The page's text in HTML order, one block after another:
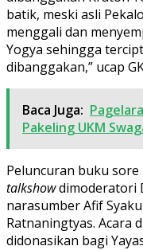
batik, meski asli
menggali dan
Yogya sehingga
dibanggakan,” ucap
Baca Juga:
Pakeling UKM
Peluncuran buku
talkshowdimoderatori
narasumber Afif
Ratnaningtyas. Acara
didonasikan bagi